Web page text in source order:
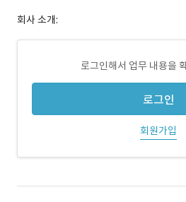
회사 소개:
로그인해서 업무 내용을
로그인
회원가입